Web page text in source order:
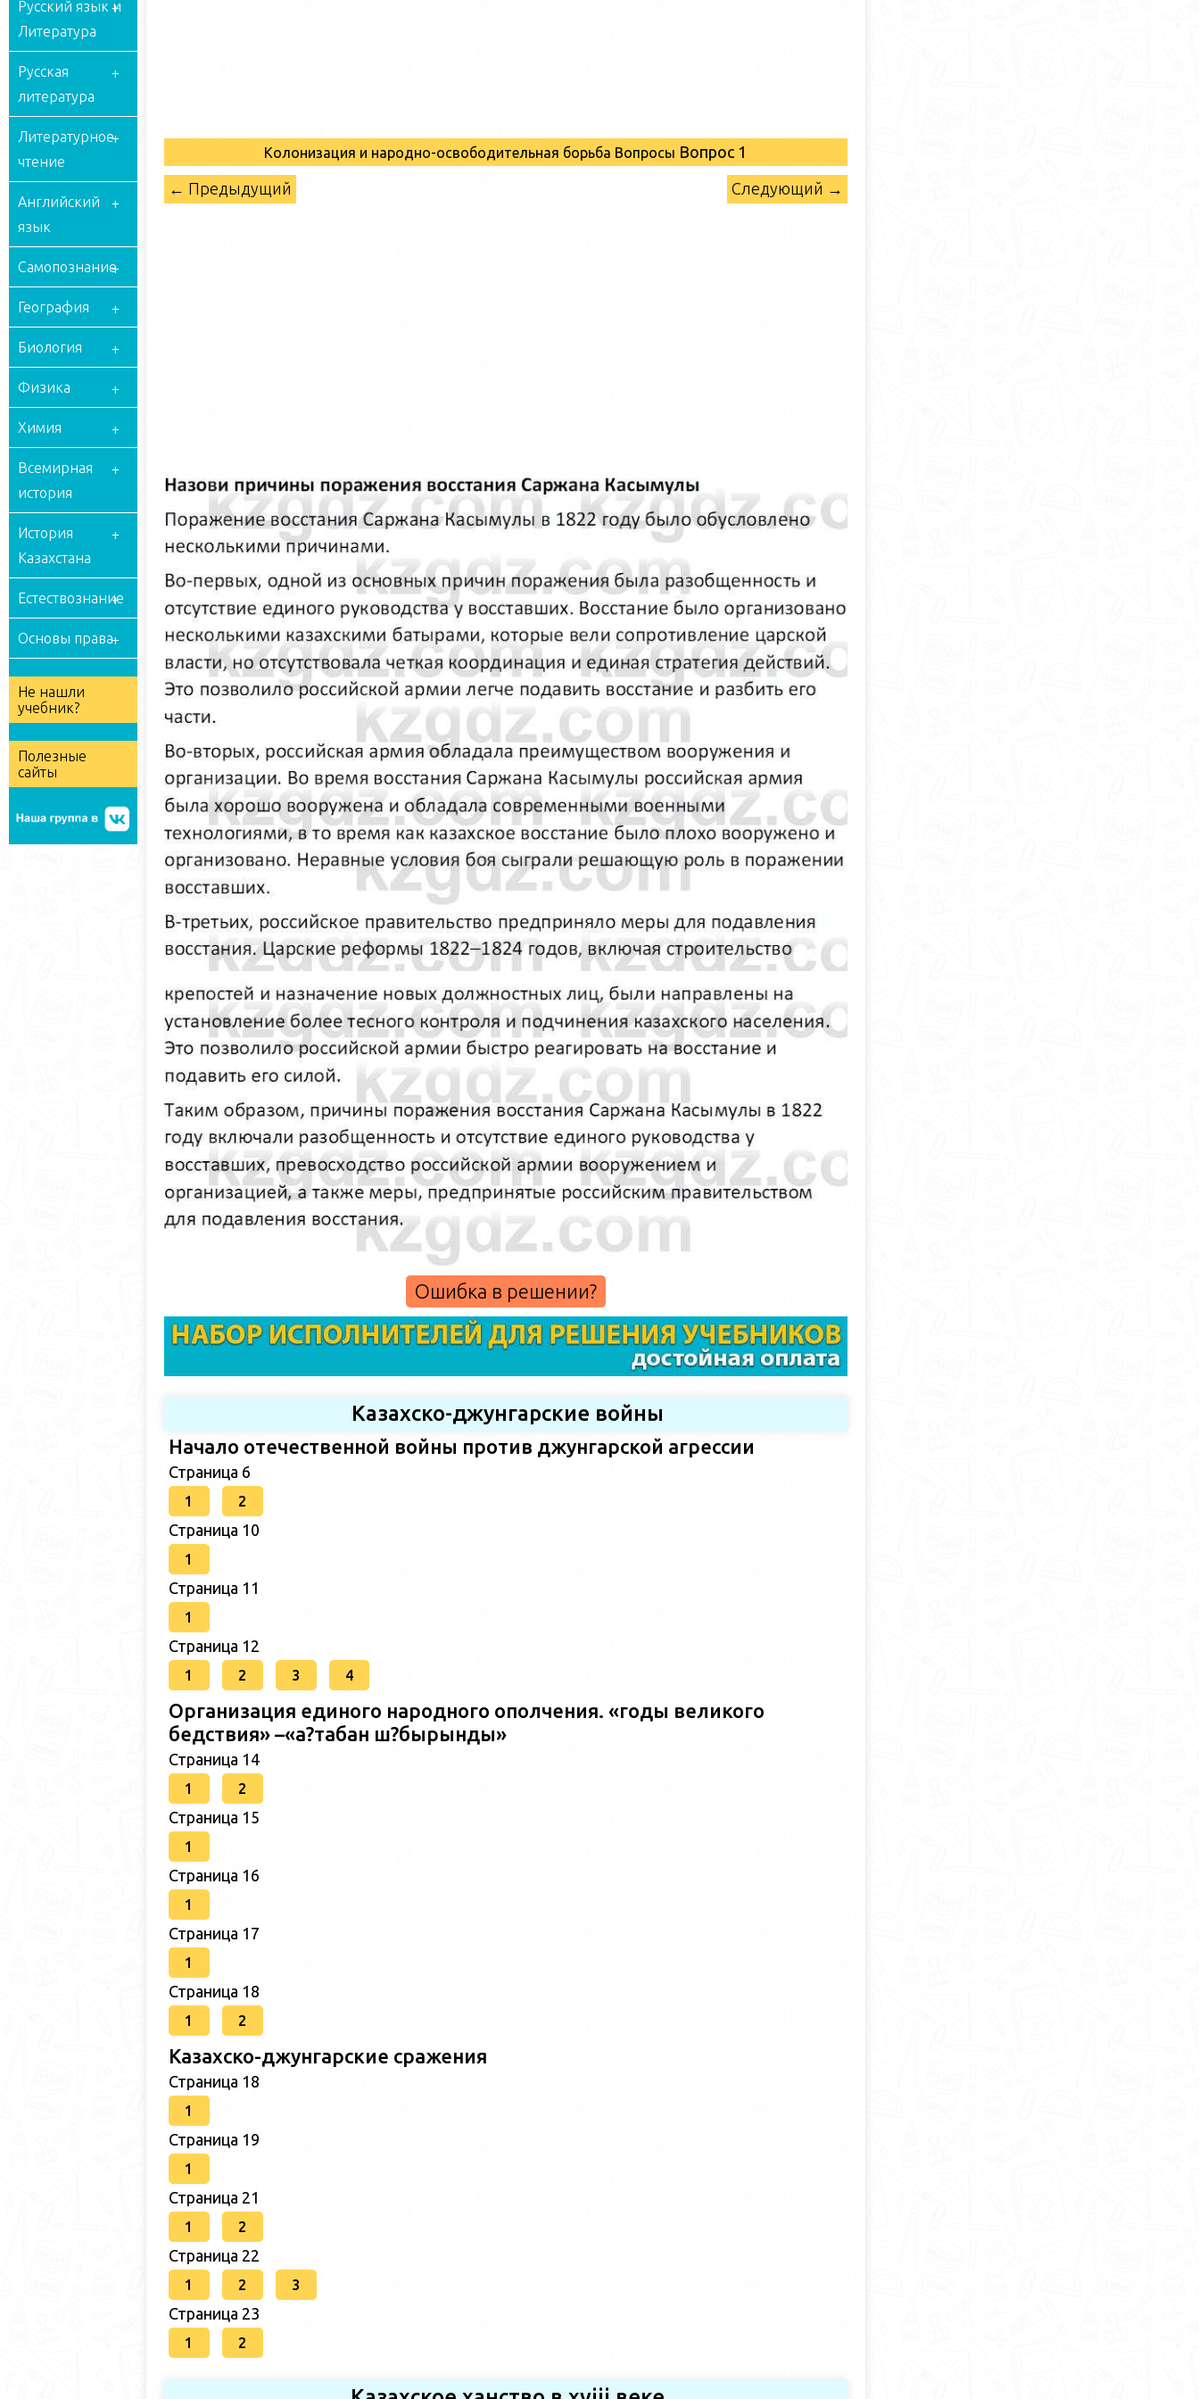
Русский язык и
Литература
Русская
литература
Литературное
чтение
Английский
язык
Самопознание
География
Биология
Физика
Химия
Всемирная
история
История
Казахстана
Естествознание
Основы права
Не нашли
учебник?
Полезные
сайты
Колонизация и народно-освободительная борьба Вопросы Вопрос 1
← Предыдущий Следующий →
Ошибка в решении?
Казахско-джунгарские войны
Начало отечественной войны против джунгарской агрессии
Страница 6
1 2
Страница 10
1
Страница 11
1
Страница 12
1 2 3 4
Организация единого народного ополчения. «годы великого
бедствия» –«а?табан ш?бырынды»
Страница 14
1 2
Страница 15
1
Страница 16
1
Страница 17
1
Страница 18
1 2
Казахско-джунгарские сражения
Страница 18
1
Страница 19
1
Страница 21
1 2
Страница 22
1 2 3
Страница 23
1 2